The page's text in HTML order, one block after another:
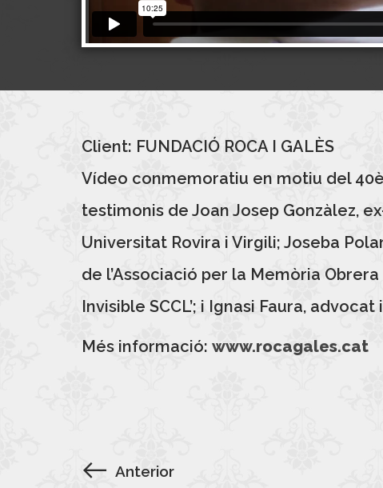
Client: FUNDACIÓ ROCA I GALÈS
Vídeo conmemoratiu en motiu del
testimonis de Joan Josep Gonzàlez,
Universitat Rovira i Virgili; Joseba
de l’Associació per la Memòria
Invisible SCCL’; i Ignasi Faura,
Més informació: www.rocagales.cat
Anterior